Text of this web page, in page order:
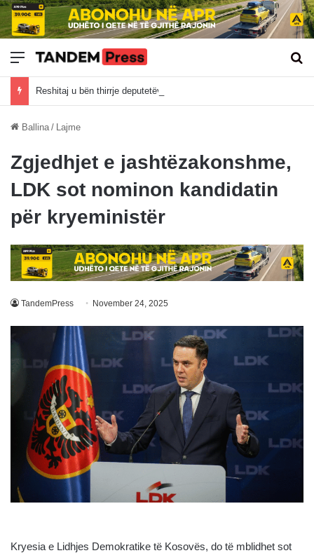
Meny
Ballina / Lajme
Zgjedhjet e jashtëzakonshme,
LDK sot nominon kandidatin
për kryeministër
TandemPress November 24, 2025
Kryesia e Lidhjes Demokratike të Kosovës, do të mblidhet sot